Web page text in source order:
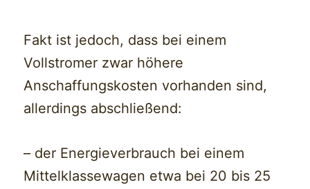
Fakt ist jedoch, dass bei einem
Vollstromer zwar höhere
Anschaffungskosten vorhanden sind,
allerdings abschließend:
– der Energieverbrauch bei einem
Mittelklassewagen etwa bei 20 bis 25